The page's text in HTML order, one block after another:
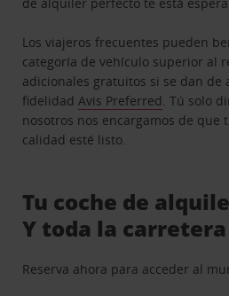
Los viajeros frecuentes pueden
categoría de vehículo superior al
adicionales gratuitos si se dan de
fidelidadAvis Preferred. Tú solo
nosotros nos encargamos de que
calidad esté listo.
Tu coche de
Y toda la
Reserva ahora para acceder al